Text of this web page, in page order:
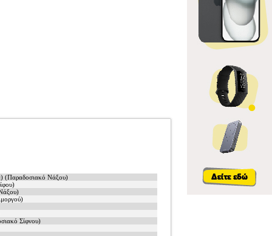
(Παραδοσιακό Νάξου)
Σίφνου)